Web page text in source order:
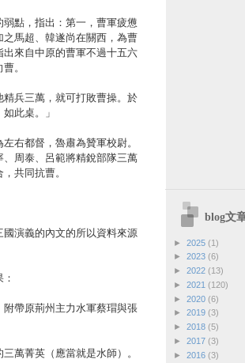
點，指出：第一，曹軍疲憊
馬超、韓遂尚在關西，為曹
來自中原的曹軍不過十五六
。
兵三萬，就可打敗曹操。於
此桌。」
右都督，魯肅為贊軍校尉。
周泰、呂範將精銳部隊三萬
共同抗曹。
演義的內文的所以資料來源
帶原荊州主力水軍蔡瑁與張
萬菁英（應當就是水師）。
blog文
► 2025 (1)
► 2023 (6)
► 2022 (13)
► 2021 (120)
► 2020 (6)
► 2019 (3)
► 2018 (5)
► 2017 (3)
► 2016 (3)